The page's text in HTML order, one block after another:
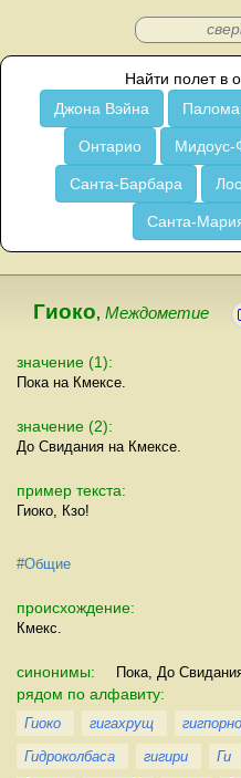
Найти полет в
Джона Вэйна
Онтарио Мидоус-
Санта-Барбара
Санта-
Гиоко, Междометие
значение (1):
Пока на Кмексе.
значение (2):
До Свидания на Кмексе.
пример текста:
Гиоко, Кзо!
#Общие
происхождение:
Кмекс.
синонимы: Пока, До
рядом по алфавиту:
Гиоко гигахрущ гигпорно
Гидроколбаса
гигири Ги